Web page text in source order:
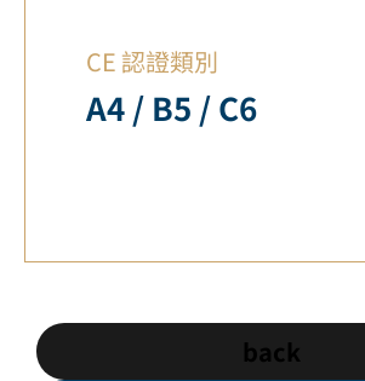
CE 認證類別
A4 / B5 / C6
back